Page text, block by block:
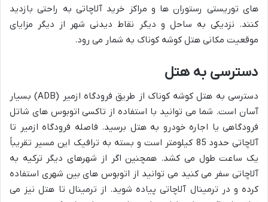
های توریستی رستوران ها و مراکز خرید آلاچاتی به راحتی بازدید
کنند. نزدیکی به ساحل و دیگر نقاط دیدنی شهر از دیگر مزایای
موقعیت مکانی هتل کوشه کوناک به شمار می رود.
دسترسی به هتل
دسترسی به هتل کوشه کوناک از طریق فرودگاه ازمیر (ADB) بسیار
آسان است. شما می توانید با استفاده از تاکسی اتوبوس های شاتل
فرودگاهی یا اجاره خودرو به هتل برسید. فاصله فرودگاه ازمیر تا
آلاچاتی حدود 85 کیلومتر است و بسته به ترافیک این مسیر تقریباً
یک ساعت طول می کشد. همچنین اگر از شهرهای دیگر ترکیه به
آلاچاتی سفر می کنید می توانید از اتوبوس های بین شهری استفاده
کرده و در ترمینال آلاچاتی پیاده شوید. از ترمینال تا هتل نیز می